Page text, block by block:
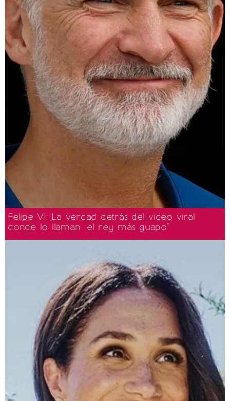
Felipe VI: La verdad detrás del video viral
donde lo llaman "el rey más guapo"